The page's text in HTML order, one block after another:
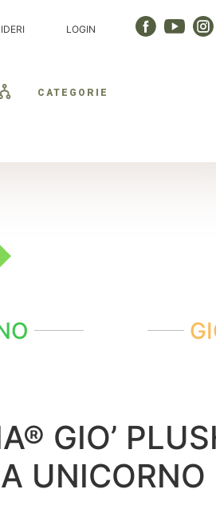
LOGIN
CATEGORIE
GIO’
UNICORNO